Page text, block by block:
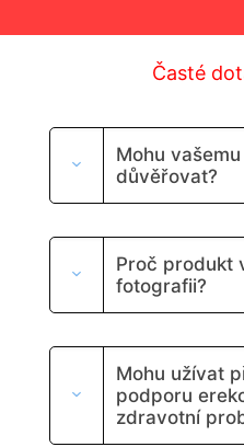
Časté
Mohu
důvěřovat?
Proč produkt
fotografii?
Mohu užívat
podporu
zdravotní